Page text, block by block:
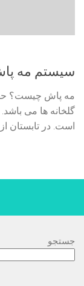
سیستم مه
مه پاش چیست؟
است. در تابستان
جستجو